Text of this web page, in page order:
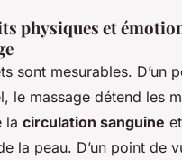
physiques et
sont mesurables. D’un
le massage détend les
la circulation sanguine
la peau. D’un point de